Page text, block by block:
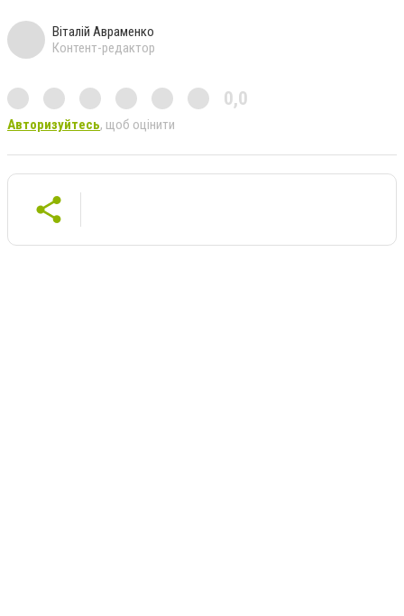
Віталій Авраменко
Контент-редактор
0,0
Авторизуйтесь, щоб оцінити